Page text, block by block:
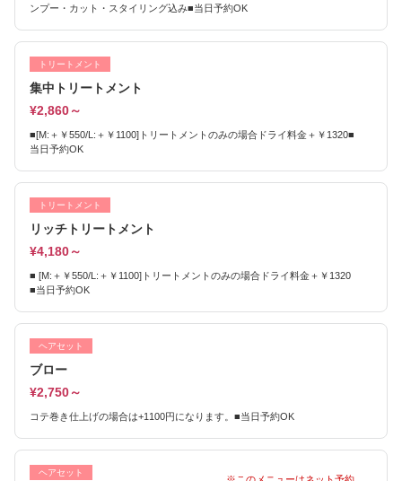
ンプー・カット・スタイリング込み■当日予約OK
トリートメント
集中トリートメント
¥2,860～
■[M:＋￥550/L:＋￥1100]トリートメントのみの場合ドライ料金＋￥1320■
当日予約OK
トリートメント
リッチトリートメント
¥4,180～
■ [M:＋￥550/L:＋￥1100]トリートメントのみの場合ドライ料金＋￥1320
■当日予約OK
ヘアセット
ブロー
¥2,750～
コテ巻き仕上げの場合は+1100円になります。■当日予約OK
ヘアセット